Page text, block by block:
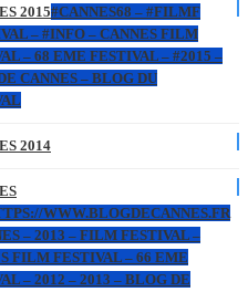
2015#CANNES68 – #FILMF
– #INFO – CANNES FILM
– 68 EME FESTIVAL – #2015 –
CANNES – BLOG DU
2014
WWW.BLOGDECANNES.FR
– 2013 – FILM FESTIVAL –
FILM FESTIVAL – 66 EME
– 2012 – 2013 – BLOG DE